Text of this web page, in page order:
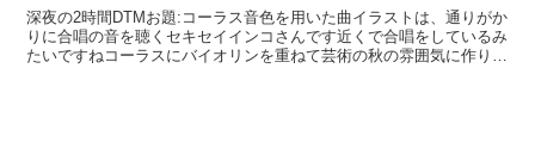
深夜の2時間DTMお題:コーラス音色を用いた曲イラストは、通りがか
りに合唱の音を聴くセキセイインコさんです近くで合唱をしているみ
たいですねコーラスにバイオリンを重ねて芸術の秋の雰囲気に作りま